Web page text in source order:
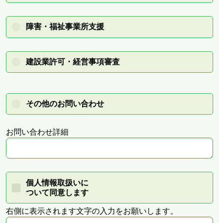
障害・福祉事業所支援
建設業許可・経営事項審査
その他のお問い合わせ
お問い合わせ詳細
個人情報取扱いに
ついて同意します
右側に表示されます文字の入力をお願いします。